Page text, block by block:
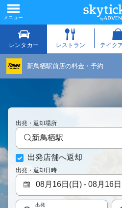
新鳥栖駅前店の料金・予約
出発・返却場所
新鳥栖駅
出発店舗へ返却
出発・返却日時
出発